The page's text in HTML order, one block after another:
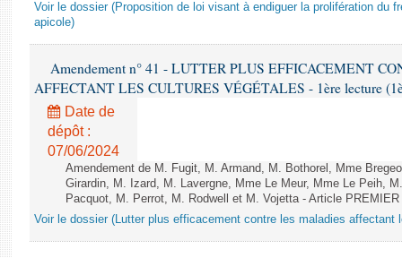
Voir le dossier (Proposition de loi visant à endiguer la prolifération du
apicole)
Amendement n° 41 - LUTTER PLUS EFFICACEMENT
AFFECTANT LES CULTURES VÉGÉTALES - 1ère lecture
Date de
dépôt :
07/06/2024
Amendement de M. Fugit, M. Armand, M. Bothorel, Mme
Girardin, M. Izard, M. Lavergne, Mme Le Meur, Mme Le Peih,
Pacquot, M. Perrot, M. Rodwell et M. Vojetta - Article
Voir le dossier (Lutter plus efficacement contre les maladies affectant